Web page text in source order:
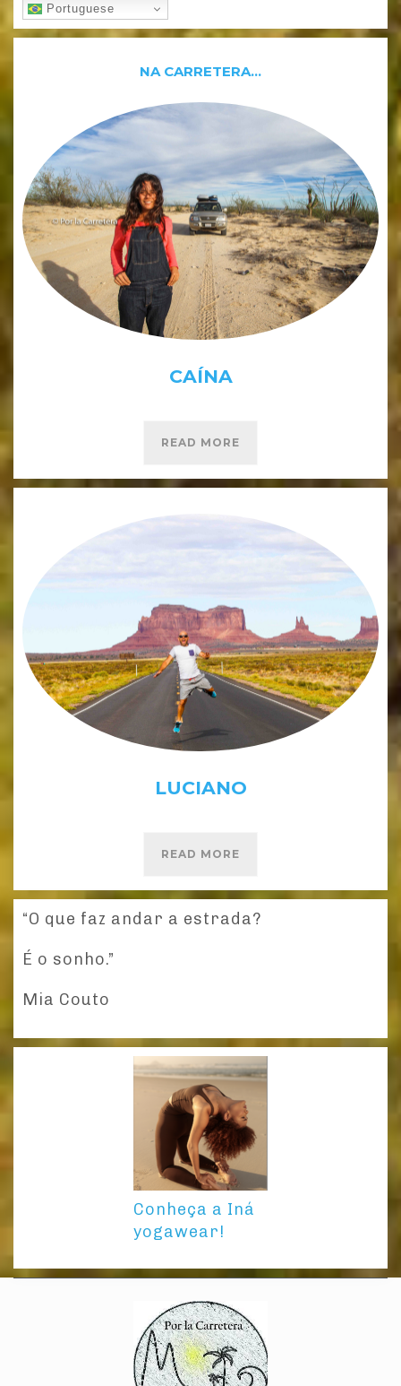
Portuguese
NA CARRETERA…
CAÍNA
READ MORE
LUCIANO
READ MORE
“O que faz andar a estrada?
É o sonho.”
Mia Couto
Conheça a Iná
yogawear!